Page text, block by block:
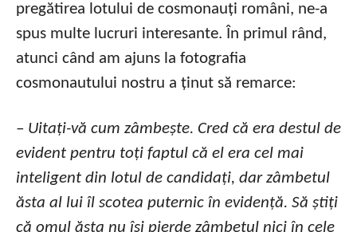
pregătirea lotului de cosmonauți români, ne-a
spus multe lucruri interesante. În primul rând,
atunci când am ajuns la fotografia
cosmonautului nostru a ținut să remarce:
– Uitați-vă cum zâmbește. Cred că era destul de
evident pentru toți faptul că el era cel mai
inteligent din lotul de candidați, dar zâmbetul
ăsta al lui îl scotea puternic în evidență. Să știți
că omul ăsta nu își pierde zâmbetul nici în cele